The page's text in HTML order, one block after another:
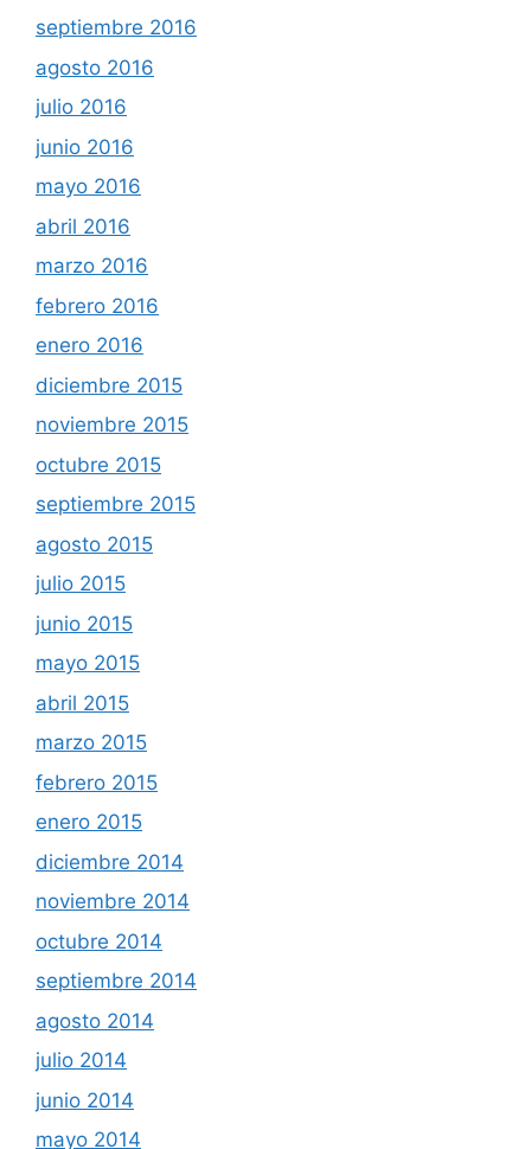
septiembre 2016
agosto 2016
julio 2016
junio 2016
mayo 2016
abril 2016
marzo 2016
febrero 2016
enero 2016
diciembre 2015
noviembre 2015
octubre 2015
septiembre 2015
agosto 2015
julio 2015
junio 2015
mayo 2015
abril 2015
marzo 2015
febrero 2015
enero 2015
diciembre 2014
noviembre 2014
octubre 2014
septiembre 2014
agosto 2014
julio 2014
junio 2014
mayo 2014